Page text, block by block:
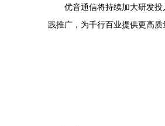
优音通信将持续加大研发
践推广，为千行百业提供更高